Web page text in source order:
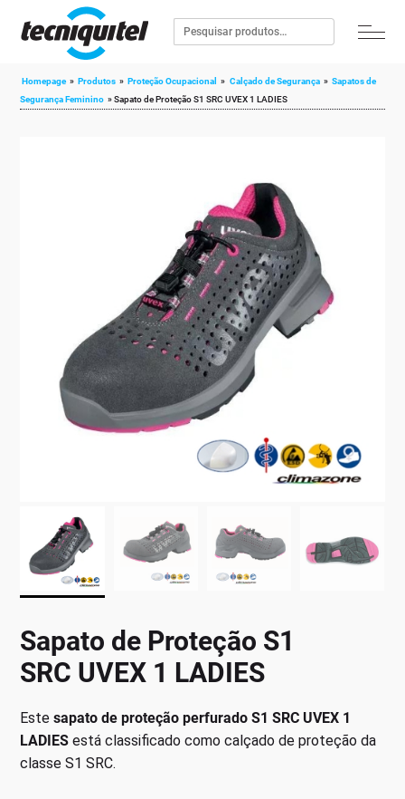
Homepage » Produtos » Proteção Ocupacional » Calçado de Segurança » Sapatos de
Segurança Feminino »Sapato de Proteção S1 SRC UVEX 1 LADIES
Sapato de Proteção S1
SRC UVEX 1 LADIES
Estesapato de proteção perfurado S1 SRC UVEX 1
LADIES está classificado como calçado de proteção da
classe S1 SRC.